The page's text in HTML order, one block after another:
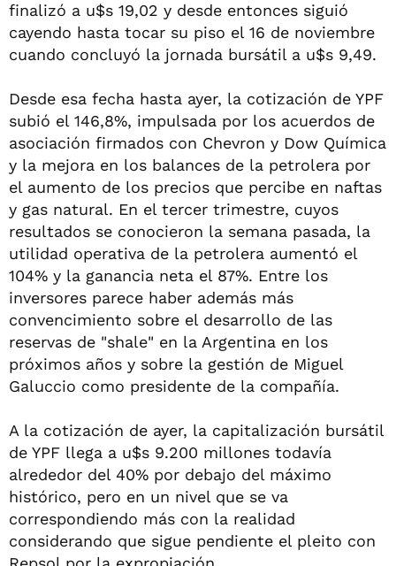
finalizó a u$s 19,02 y desde entonces siguió
cayendo hasta tocar su piso el 16 de noviembre
cuando concluyó la jornada bursátil a u$s 9,49.
Desde esa fecha hasta ayer, la cotización de YPF
subió el 146,8%, impulsada por los acuerdos de
asociación firmados con Chevron y Dow Química
y la mejora en los balances de la petrolera por
el aumento de los precios que percibe en naftas
y gas natural. En el tercer trimestre, cuyos
resultados se conocieron la semana pasada, la
utilidad operativa de la petrolera aumentó el
104% y la ganancia neta el 87%. Entre los
inversores parece haber además más
convencimiento sobre el desarrollo de las
reservas de "shale" en la Argentina en los
próximos años y sobre la gestión de Miguel
Galuccio como presidente de la compañía.
A la cotización de ayer, la capitalización bursátil
de YPF llega a u$s 9.200 millones todavía
alrededor del 40% por debajo del máximo
histórico, pero en un nivel que se va
correspondiendo más con la realidad
considerando que sigue pendiente el pleito con